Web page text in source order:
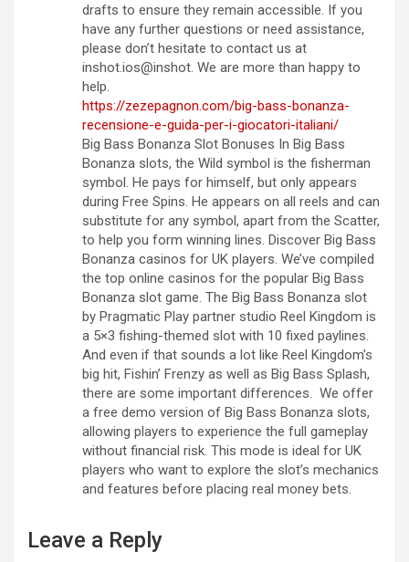
drafts to ensure they remain accessible. If you
have any further questions or need assistance,
please don’t hesitate to contact us at
inshot.ios@inshot. We are more than happy to
help.
https://zezepagnon.com/big-bass-bonanza-
recensione-e-guida-per-i-giocatori-italiani/
Big Bass Bonanza Slot Bonuses In Big Bass
Bonanza slots, the Wild symbol is the fisherman
symbol. He pays for himself, but only appears
during Free Spins. He appears on all reels and can
substitute for any symbol, apart from the Scatter,
to help you form winning lines. Discover Big Bass
Bonanza casinos for UK players. We’ve compiled
the top online casinos for the popular Big Bass
Bonanza slot game. The Big Bass Bonanza slot
by Pragmatic Play partner studio Reel Kingdom is
a 5×3 fishing-themed slot with 10 fixed paylines.
And even if that sounds a lot like Reel Kingdom’s
big hit, Fishin’ Frenzy as well as Big Bass Splash,
there are some important differences. We offer
a free demo version of Big Bass Bonanza slots,
allowing players to experience the full gameplay
without financial risk. This mode is ideal for UK
players who want to explore the slot’s mechanics
and features before placing real money bets.
Leave a Reply